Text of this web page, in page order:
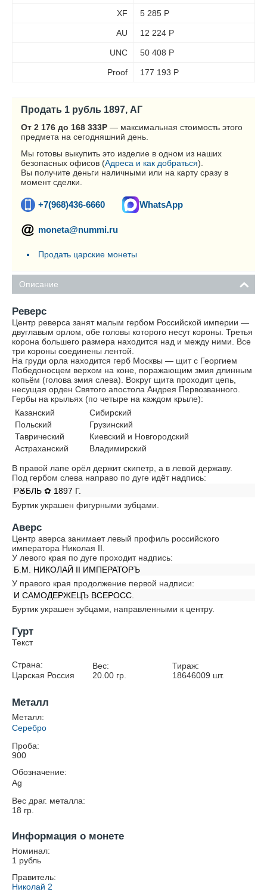
XF 5 285 Р
AU 12 224 Р
UNC 50 408 Р
Proof 177 193 Р
Продать 1 рубль 1897, АГ
От 2 176 до 168 333Р — максимальная стоимость этого
предмета на сегодняшний день.
Мы готовы выкупить это изделие в одном из наших
безопасных офисов (Адреса и как добраться).
Вы получите деньги наличными или на карту сразу в
момент сделки.
+7(968)436-6660 WhatsApp
moneta@nummi.ru
Продать царские монеты
Описание
Реверс
Центр реверса занят малым гербом Российской империи —
двуглавым орлом, обе головы которого несут короны. Третья
корона большего размера находится над и между ними. Все
три короны соединены лентой.
На груди орла находится герб Москвы — щит с Георгием
Победоносцем верхом на коне, поражающим змия длинным
копьём (голова змия слева). Вокруг щита проходит цепь,
несущая орден Святого апостола Андрея Первозванного.
Гербы на крыльях (по четыре на каждом крыле):
Казанский
Польский
Таврический
Астраханский
Сибирский
Грузинский
Киевский и Новгородский
Владимирский
В правой лапе орёл держит скипетр, а в левой державу.
Под гербом слева направо по дуге идёт надпись:
РꙊБЛЬ ✿ 1897 Г.
Буртик украшен фигурными зубцами.
Аверс
Центр аверса занимает левый профиль российского
императора Николая II.
У левого края по дуге проходит надпись:
Б.М. НИКОЛАЙ II ИМПЕРАТОРЪ
У правого края продолжение первой надписи:
И САМОДЕРЖЕЦЪ ВСЕРОСС.
Буртик украшен зубцами, направленными к центру.
Гурт
Текст
Страна:
Царская Россия
Вес:
20.00гр.
Тираж:
18646009 шт.
Металл
Металл:
Серебро
Проба:
900
Обозначение:
Ag
Вес драг. металла:
18 гр.
Информация о монете
Номинал:
1 рубль
Правитель:
Николай 2